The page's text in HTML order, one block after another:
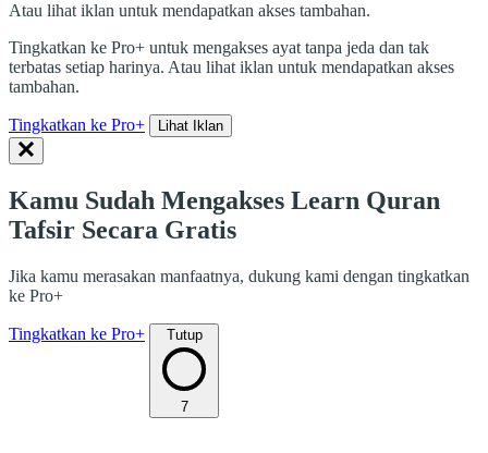
Atau lihat iklan untuk mendapatkan akses tambahan.
Tingkatkan ke Pro+ untuk mengakses ayat tanpa jeda dan tak
terbatas setiap harinya. Atau lihat iklan untuk mendapatkan akses
tambahan.
Tingkatkan ke Pro+ Lihat Iklan
Kamu Sudah Mengakses Learn Quran
Tafsir Secara Gratis
Jika kamu merasakan manfaatnya, dukung kami dengan tingkatkan
ke Pro+
Tingkatkan ke Pro+ Tutup
7